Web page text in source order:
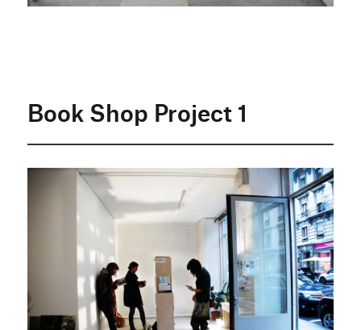
Book Shop Project 1